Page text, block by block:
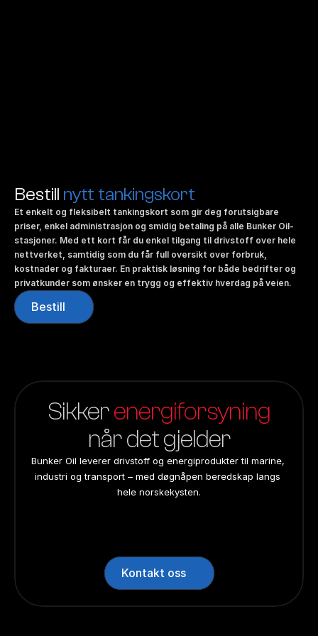
Bestill nytt tankingskort
Et enkelt og fleksibelt tankingskort som gir deg forutsigbare
priser, enkel administrasjon og smidig betaling på alle Bunker Oil-
stasjoner. Med ett kort får du enkel tilgang til drivstoff over hele
nettverket, samtidig som du får full oversikt over forbruk,
kostnader og fakturaer. En praktisk løsning for både bedrifter og
privatkunder som ønsker en trygg og effektiv hverdag på veien.
Bestill
Sikker energiforsyning
når det gjelder
Bunker Oil leverer drivstoff og energiprodukter til marine,
industri og transport – med døgnåpen beredskap langs
hele norskekysten.
Kontakt oss